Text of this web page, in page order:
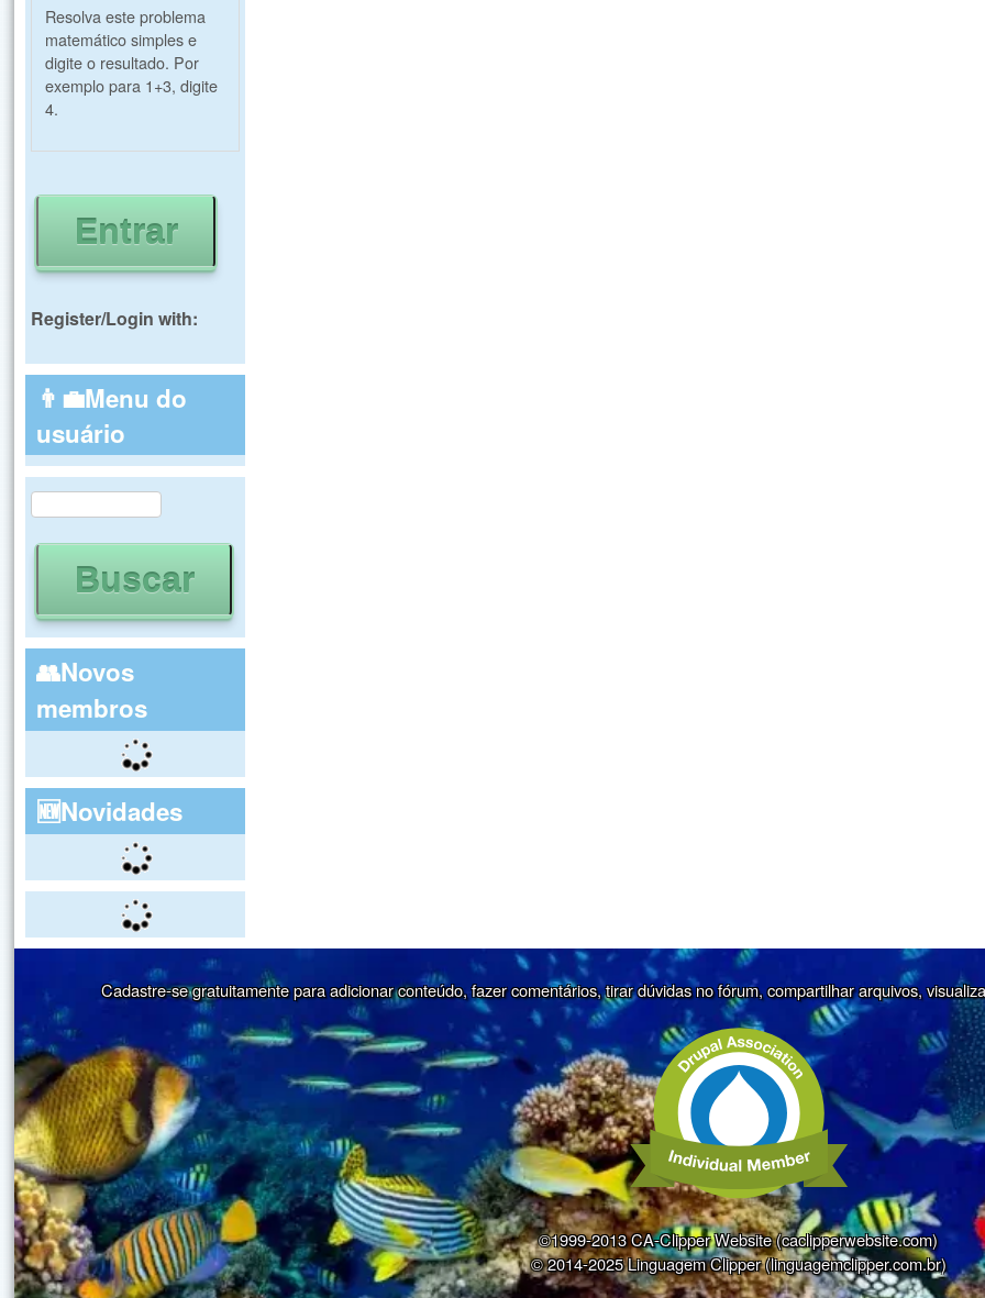
Resolva este problema
matemático simples e
digite o resultado. Por
exemplo para 1+3, digite
4.
Register/Login with:
👨‍💼Menu do
usuário
Formulário de busca
Buscar
👥Novos
membros
🆕Novidades
Cadastre-se gratuitamente para adicionar conteúdo, fazer comentários, tirar dúvidas no fórum, compartilhar arquivos,
©1999-2013 CA-Clipper Website (caclipperwebsite.com)
© 2014-2025 Linguagem Clipper (linguagemclipper.com.br)